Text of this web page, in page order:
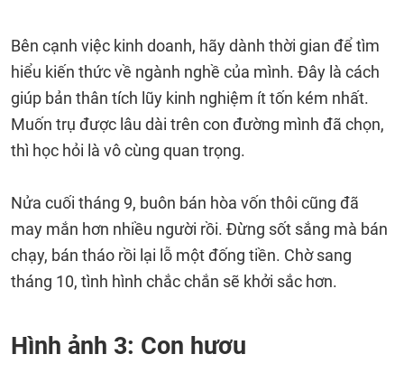
Bên cạnh việc kinh doanh, hãy dành thời gian để tìm
hiểu kiến thức về ngành nghề của mình. Đây là cách
giúp bản thân tích lũy kinh nghiệm ít tốn kém nhất.
Muốn trụ được lâu dài trên con đường mình đã chọn,
thì học hỏi là vô cùng quan trọng.
Nửa cuối tháng 9, buôn bán hòa vốn thôi cũng đã
may mắn hơn nhiều người rồi. Đừng sốt sắng mà bán
chạy, bán tháo rồi lại lỗ một đống tiền. Chờ sang
tháng 10, tình hình chắc chắn sẽ khởi sắc hơn.
Hình ảnh 3: Con hươu